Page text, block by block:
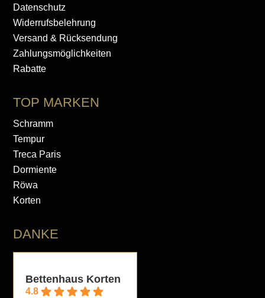
Datenschutz
Widerrufsbelehrung
Versand & Rücksendung
Zahlungsmöglichkeiten
Rabatte
TOP MARKEN
Schramm
Tempur
Treca Paris
Dormiente
Röwa
Korten
DANKE
Bettenhaus Korten
4.8